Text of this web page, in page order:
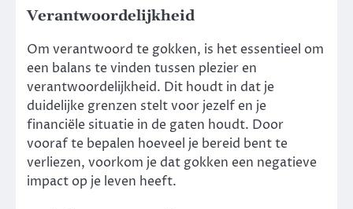
Verantwoordelijkheid
Om verantwoord te gokken, is het essentieel om
een balans te vinden tussen plezier en
verantwoordelijkheid. Dit houdt in dat je
duidelijke grenzen stelt voor jezelf en je
financiële situatie in de gaten houdt. Door
vooraf te bepalen hoeveel je bereid bent te
verliezen, voorkom je dat gokken een negatieve
impact op je leven heeft.